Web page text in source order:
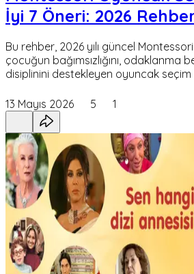
İyi 7 Öneri: 2026
Bu rehber, 2026 yılı güncel Montessori
çocuğun bağımsızlığını, odaklanma
disiplinini destekleyen oyuncak
13 Mayıs 2026 5 1